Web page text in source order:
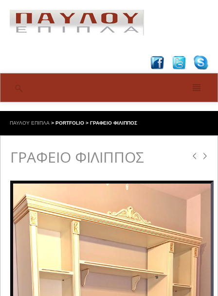
ΠΑΥΛΟΥ ΕΠΙΠΛΑ > PORTFOLIO > ΓΡΑΦΕΙΟ ΦΙΛΙΠΠΟΣ
ΓΡΑΦΕΙΟ ΦΙΛΙΠΠΟΣ